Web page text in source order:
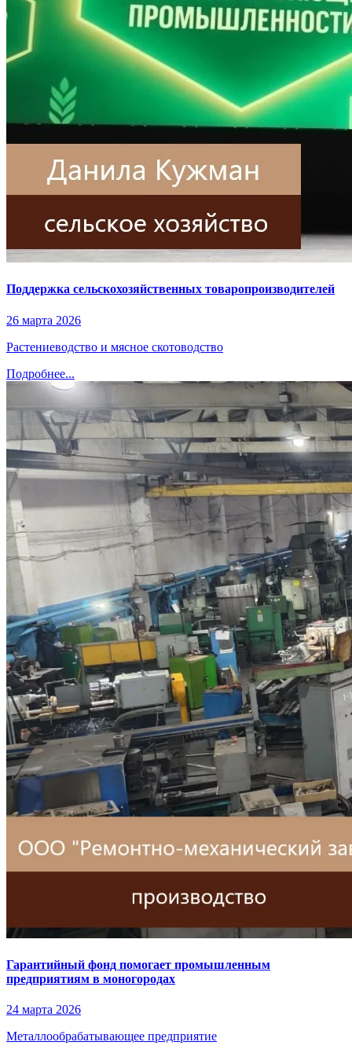
Поддержка сельскохозяйственных товаропроизводителей
26 марта 2026
Растениеводство и мясное скотоводство
Подробнее...
Гарантийный фонд помогает промышленным
предприятиям в моногородах
24 марта 2026
Металлообрабатывающее предприятие